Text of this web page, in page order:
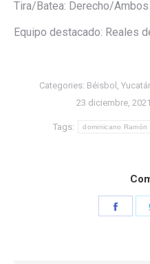
Tira/Batea: Derecho/Ambos
Equipo destacado: Reales
Categories: Béisbol ,
23 diciembre, 2021
Tags: dominicano Ramón